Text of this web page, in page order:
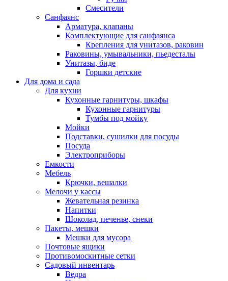
Смесители
Санфаянс
Арматура, клапаны
Комплектующие для санфаянса
Крепления для унитазов, раковин
Раковины, умывальники, пьедесталы
Унитазы, биде
Горшки детские
Для дома и сада
Для кухни
Кухонные гарнитуры, шкафы
Кухонные гарнитуры
Тумбы под мойку
Мойки
Подставки, сушилки для посуды
Посуда
Электроприборы
Емкости
Мебель
Крючки, вешалки
Мелочи у кассы
Жевательная резинка
Напитки
Шоколад, печенье, снеки
Пакеты, мешки
Мешки для мусора
Почтовые ящики
Противомоскитные сетки
Садовый инвентарь
Ведра